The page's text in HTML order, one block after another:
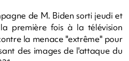
de M. Biden sorti jeudi et
première fois à la télévision
la menace "extrême" pour
des images de l'attaque du